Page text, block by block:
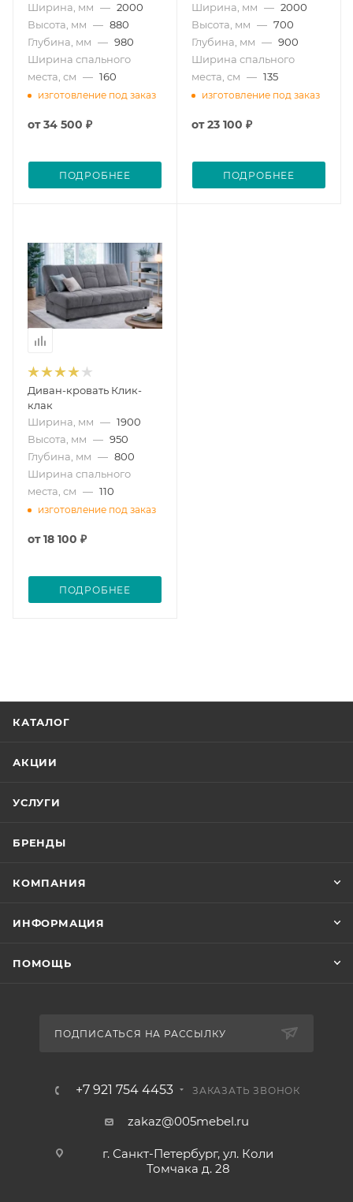
Ширина, мм — 2000
Высота, мм — 880
Глубина, мм — 980
Ширина спального
места, см — 160
изготовление под заказ
от34 500 ₽
ПОДРОБНЕЕ
Ширина, мм — 2000
Высота, мм — 700
Глубина, мм — 900
Ширина спального
места, см — 135
изготовление под заказ
от23 100 ₽
ПОДРОБНЕЕ
Диван-кровать Клик-
клак
Ширина, мм — 1900
Высота, мм — 950
Глубина, мм — 800
Ширина спального
места, см — 110
изготовление под заказ
от18 100 ₽
ПОДРОБНЕЕ
КАТАЛОГ
АКЦИИ
УСЛУГИ
БРЕНДЫ
КОМПАНИЯ
ИНФОРМАЦИЯ
ПОМОЩЬ
ПОДПИСАТЬСЯ НА РАССЫЛКУ
+7 921 754 4453 ЗАКАЗАТЬ ЗВОНОК
zakaz@005mebel.ru
г. Санкт-Петербург, ул. Коли
Томчака д. 28